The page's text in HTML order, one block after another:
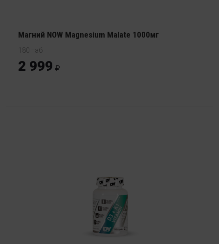
Магний NOW Magnesium Malate 1000мг
180 таб
2 999